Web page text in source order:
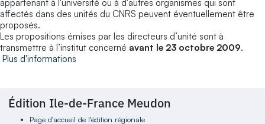
appartenant à l'université ou à d'autres organismes qui sont
affectés dans des unités du CNRS peuvent éventuellement être
proposés.
Les propositions émises par les directeurs d’unité sont à
transmettre à l’institut concerné avant le 23 octobre 2009.
Plus d'informations
Édition Ile-de-France Meudon
Page d'accueil de l'édition régionale